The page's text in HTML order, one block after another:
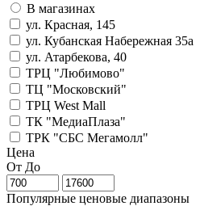
В магазинах
ул. Красная, 145
ул. Кубанская Набережная 35а
ул. Атарбекова, 40
ТРЦ "Любимово"
ТЦ "Московский"
ТРЦ West Mall
ТК "МедиаПлаза"
ТРК "СБС Мегамолл"
Цена
От До
Популярные ценовые диапазоны